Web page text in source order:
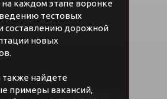
каждом этапе воронке
тестовых
составлению дорожной
новых
также найдете
примеры вакансий,
бизнес-